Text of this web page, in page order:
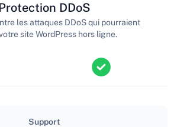
DDoS
les attaques DDoS qui pourraient
site WordPress hors ligne.
Support